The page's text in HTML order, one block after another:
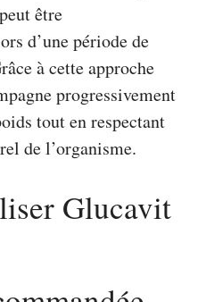
être
d’une période de
à cette approche
progressivement
tout en respectant
de l’organisme.
Glucavit